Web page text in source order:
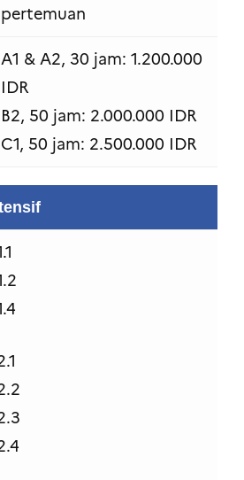
pertemuan
A1 & A2, 30 jam: 1.200.000
IDR
B2, 50 jam: 2.000.000 IDR
C1, 50 jam: 2.500.000 IDR